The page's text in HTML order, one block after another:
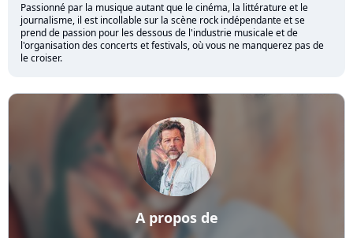
Passionné par la musique autant que le cinéma, la littérature et le
journalisme, il est incollable sur la scène rock indépendante et se
prend de passion pour les dessous de l'industrie musicale et de
l'organisation des concerts et festivals, où vous ne manquerez pas de
le croiser.
A propos de